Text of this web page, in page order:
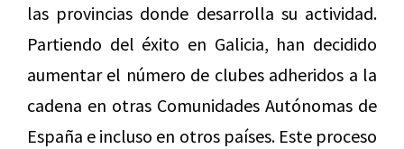
las provincias donde desarrolla su actividad.
Partiendo del éxito en Galicia, han decidido
aumentar el número de clubes adheridos a la
cadena en otras Comunidades Autónomas de
España e incluso en otros países. Este proceso